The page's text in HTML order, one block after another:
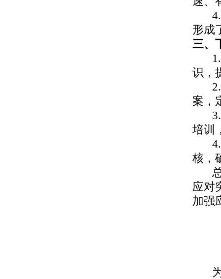
形成
三、
识，
案，
培训
核，
应对
加强